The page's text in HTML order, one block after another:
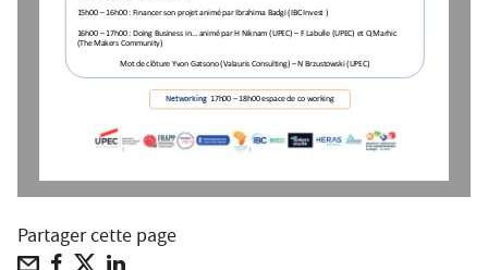
15h00 –16h00: Financer son projet animé par Ibrahima Badgi (IBC Invest )
16h00 –17h00: Doing Business in... animé par H Niknam (UPEC) – F Labulle (UPEC) et Q Marhic
(The Makers Community)
Mot de clôture Yvon Gatsono (Valauris Consulting) –N Brzustowski(UPEC)
Networking 17h00 –18h00 espace de co working
Partager cette page